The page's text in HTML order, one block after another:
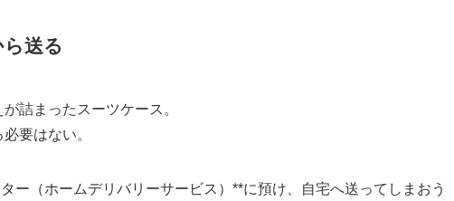
送る
詰まったスーツケース。
要はない。
ー（ホームデリバリーサービス）**に預け、自宅へ送ってしまおう